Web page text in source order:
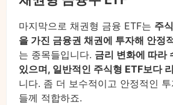
마지막으로 채권형 금융 ETF는 주
을 가진 금융권 채권에 투자해 안정
는 종목들입니다. 금리 변화에 따라
있으며, 일반적인 주식형 ETF보다
니다. 좀 더 보수적이고 안정적인
들께 적합하죠.